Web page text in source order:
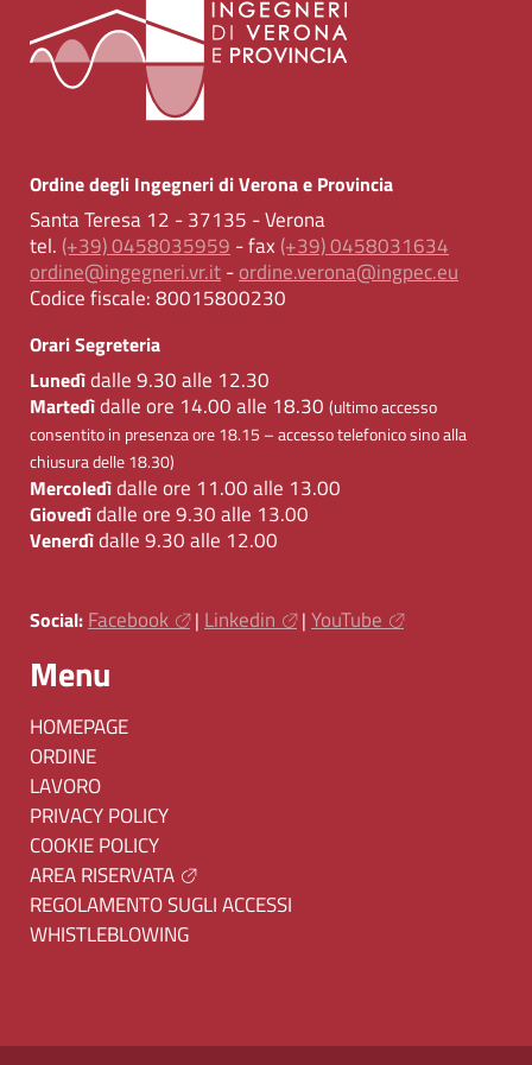
Ordine degli Ingegneri di Verona e Provincia
Santa Teresa 12 - 37135 - Verona
tel. (+39) 0458035959 - fax (+39) 0458031634
ordine@ingegneri.vr.it-ordine.verona@ingpec.eu
Codice fiscale:80015800230
Orari Segreteria
Lunedìdalle 9.30 alle 12.30
Martedìdalle ore 14.00 alle 18.30 (ultimo accesso
consentito in presenza ore 18.15 – accesso telefonico sino alla
chiusura delle 18.30)
Mercoledìdalle ore 11.00 alle 13.00
Giovedìdalle ore 9.30 alle 13.00
Venerdìdalle 9.30 alle 12.00
Social: Facebook | Linkedin | YouTube
Menu
HOMEPAGE
ORDINE
LAVORO
PRIVACY POLICY
COOKIE POLICY
AREA RISERVATA
REGOLAMENTO SUGLI ACCESSI
WHISTLEBLOWING